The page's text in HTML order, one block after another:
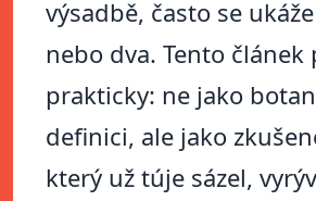
výsadbě, často se
nebo dva. Tento článek
prakticky: ne jako
definici, ale jako
který už túje sázel,